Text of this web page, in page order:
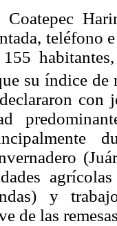
teléfono
su índice de
con
y
de las